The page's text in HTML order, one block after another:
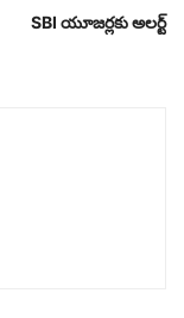
SBI యూజర్లకు అలర్ట్